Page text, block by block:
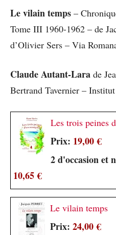
Le vilain temps –
Tome III 1960-1962 – de
d’Olivier Sers – Via
Claude Autant-Lara de
Bertrand Tavernier –
Les trois peines
Prix: 19,00 €
2 d'occasion et
10,65 €
Le vilain temps
Prix: 24,00 €